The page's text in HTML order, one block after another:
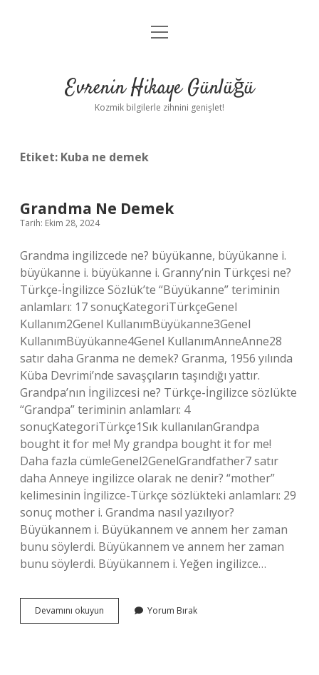
Anasayfa
Yasal Uyarı
menüyü
Evrenin Hikaye Günlüğü
Kozmik bilgilerle zihnini genişlet!
Etiket: Kuba ne demek
Grandma Ne Demek
Tarih: Ekim 28, 2024
Grandma ingilizcede ne? büyükanne, büyükanne i.
büyükanne i. büyükanne i. Granny’nin Türkçesi ne?
Türkçe-İngilizce Sözlük’te “Büyükanne” teriminin
anlamları: 17 sonuçKategoriTürkçeGenel
Kullanım2Genel KullanımBüyükanne3Genel
KullanımBüyükanne4Genel KullanımAnneAnne28
satır daha Granma ne demek? Granma, 1956 yılında
Küba Devrimi’nde savaşçıların taşındığı yattır.
Grandpa’nın İngilizcesi ne? Türkçe-İngilizce sözlükte
“Grandpa” teriminin anlamları: 4
sonuçKategoriTürkçe1Sık kullanılanGrandpa
bought it for me! My grandpa bought it for me!
Daha fazla cümleGenel2GenelGrandfather7 satır
daha Anneye ingilizce olarak ne denir? “mother”
kelimesinin İngilizce-Türkçe sözlükteki anlamları: 29
sonuç mother i. Grandma nasıl yazılıyor?
Büyükannem i. Büyükannem ve annem her zaman
bunu söylerdi. Büyükannem ve annem her zaman
bunu söylerdi. Büyükannem i. Yeğen ingilizce…
Devamını okuyun Grandma
Ne
Yorum Bırak